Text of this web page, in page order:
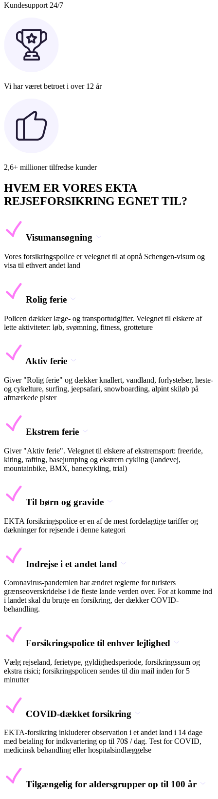
Kundesupport 24/7
Vi har været betroet i over 12 år
2,6+ millioner tilfredse kunder
HVEM ER VORES EKTA
REJSEFORSIKRING EGNET TIL?
Visumansøgning
Vores forsikringspolice er velegnet til at opnå Schengen-visum og
visa til ethvert andet land
Rolig ferie
Policen dækker læge- og transportudgifter. Velegnet til elskere af
lette aktiviteter: løb, svømning, fitness, grotteture
Aktiv ferie
Giver "Rolig ferie" og dækker knallert, vandland, forlystelser, heste-
og cykelture, surfing, jeepsafari, snowboarding, alpint skiløb på
afmærkede pister
Ekstrem ferie
Giver "Aktiv ferie". Velegnet til elskere af ekstremsport: freeride,
kiting, rafting, basejumping og ekstrem cykling (landevej,
mountainbike, BMX, banecykling, trial)
Til børn og gravide
EKTA forsikringspolice er en af de mest fordelagtige tariffer og
dækninger for rejsende i denne kategori
Indrejse i et andet land
Coronavirus-pandemien har ændret reglerne for turisters
grænseoverskridelse i de fleste lande verden over. For at komme ind
i landet skal du bruge en forsikring, der dækker COVID-
behandling.
Forsikringspolice til enhver lejlighed
Vælg rejseland, ferietype, gyldighedsperiode, forsikringssum og
ekstra risici; forsikringspolicen sendes til din mail inden for 5
minutter
COVID-dækket forsikring
EKTA-forsikring inkluderer observation i et andet land i 14 dage
med betaling for indkvartering op til 70$ / dag. Test for COVID,
medicinsk behandling eller hospitalsindlæggelse
Tilgængelig for aldersgrupper op til 100 år